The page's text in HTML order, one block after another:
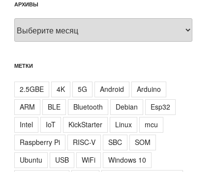
АРХИВЫ
Архивы
МЕТКИ
2.5GBE 4K 5G Android
Arduino
ARM
BLE Bluetooth Debian
Esp32
Intel
IoT KickStarter Linux
mcu
Raspberry Pi
RISC-V SBC
SOM
Ubuntu
USB WiFi
Windows 10